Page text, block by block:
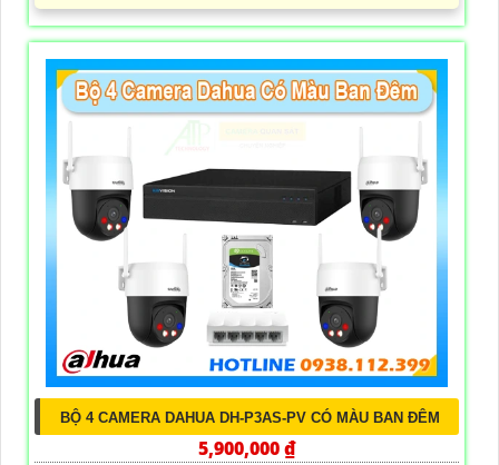
BỘ 4 CAMERA DAHUA DH-P3AS-PV CÓ MÀU BAN ĐÊM
5,900,000 ₫